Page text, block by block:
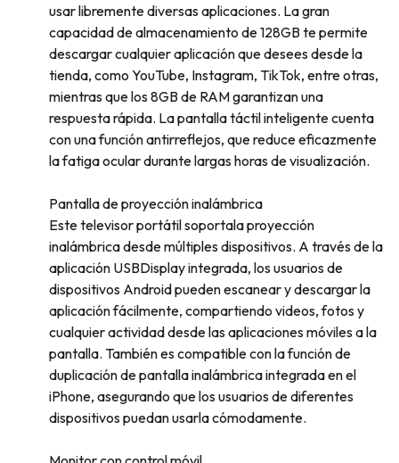
usar libremente diversas aplicaciones. La gran
capacidad de almacenamiento de 128GB te permite
descargar cualquier aplicación que desees desde la
tienda, como YouTube, Instagram, TikTok, entre otras,
mientras que los 8GB de RAM garantizan una
respuesta rápida. La pantalla táctil inteligente cuenta
con una función antirreflejos, que reduce eficazmente
la fatiga ocular durante largas horas de visualización.
Pantalla de proyección inalámbrica
Este televisor portátil soportala proyección
inalámbrica desde múltiples dispositivos. A través de la
aplicación USBDisplay integrada, los usuarios de
dispositivos Android pueden escanear y descargar la
aplicación fácilmente, compartiendo videos, fotos y
cualquier actividad desde las aplicaciones móviles a la
pantalla. También es compatible con la función de
duplicación de pantalla inalámbrica integrada en el
iPhone, asegurando que los usuarios de diferentes
dispositivos puedan usarla cómodamente.